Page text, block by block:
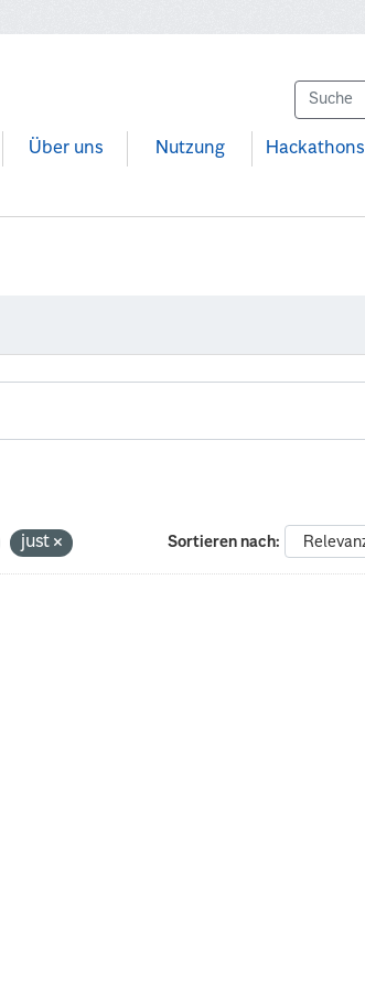
Über uns Nutzung Hackathons
Sortieren nach
just